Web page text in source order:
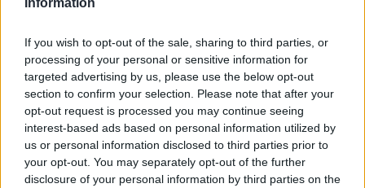
If you wish to opt-out of the sale, sharing to third parties, or
processing of your personal or sensitive information for
targeted advertising by us, please use the below opt-out
section to confirm your selection. Please note that after your
opt-out request is processed you may continue seeing
interest-based ads based on personal information utilized by
us or personal information disclosed to third parties prior to
your opt-out. You may separately opt-out of the further
disclosure of your personal information by third parties on the
Aukció adatai
Aukció neve: 8. Online grafika és festmény aukció
Aukció dátuma: 2017.12.21
Aukció ideje: 21:00
Aukció helye:http://antiknemvitas.hu/aukcio/979
Tételszám: 39